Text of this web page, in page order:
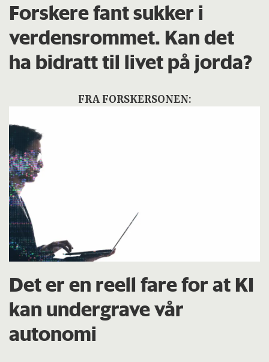
Forskere fant sukker i
verdensrommet. Kan det
ha bidratt til livet på jorda?
FRA FORSKERSONEN:
Det er en reell fare for at KI
kan undergrave vår
autonomi